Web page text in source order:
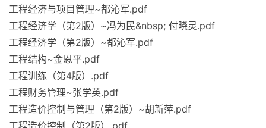
工程经济与项目管理~都沁军.pdf
工程经济学（第2版）~冯为民&nbsp; 付晓灵.pdf
工程经济学（第2版）~都沁军.pdf
工程结构~金恩平.pdf
工程训练（第4版）.pdf
工程财务管理~张学英.pdf
工程造价控制与管理（第2版）~胡新萍.pdf
工程造价控制（第2版）.pdf